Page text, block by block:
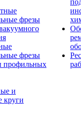
фрезы
фрезы
профильных
и
круги